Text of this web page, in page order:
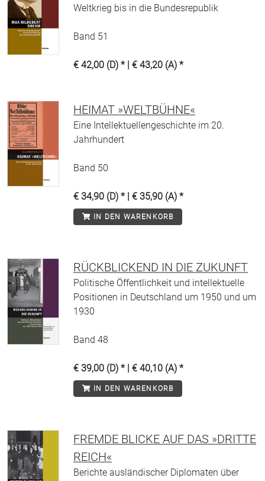
Weltkrieg bis in die Bundesrepublik
Band 51
€ 42,00 (D) * | € 43,20 (A) *
HEIMAT »WELTBÜHNE«
Eine Intellektuellengeschichte im 20.
Jahrhundert
Band 50
€ 34,90 (D) * | € 35,90 (A) *
IN DEN WARENKORB
RÜCKBLICKEND IN DIE ZUKUNFT
Politische Öffentlichkeit und intellektuelle
Positionen in Deutschland um 1950 und um
1930
Band 48
€ 39,00 (D) * | € 40,10 (A) *
IN DEN WARENKORB
FREMDE BLICKE AUF DAS »DRITTE
REICH«
Berichte ausländischer Diplomaten über